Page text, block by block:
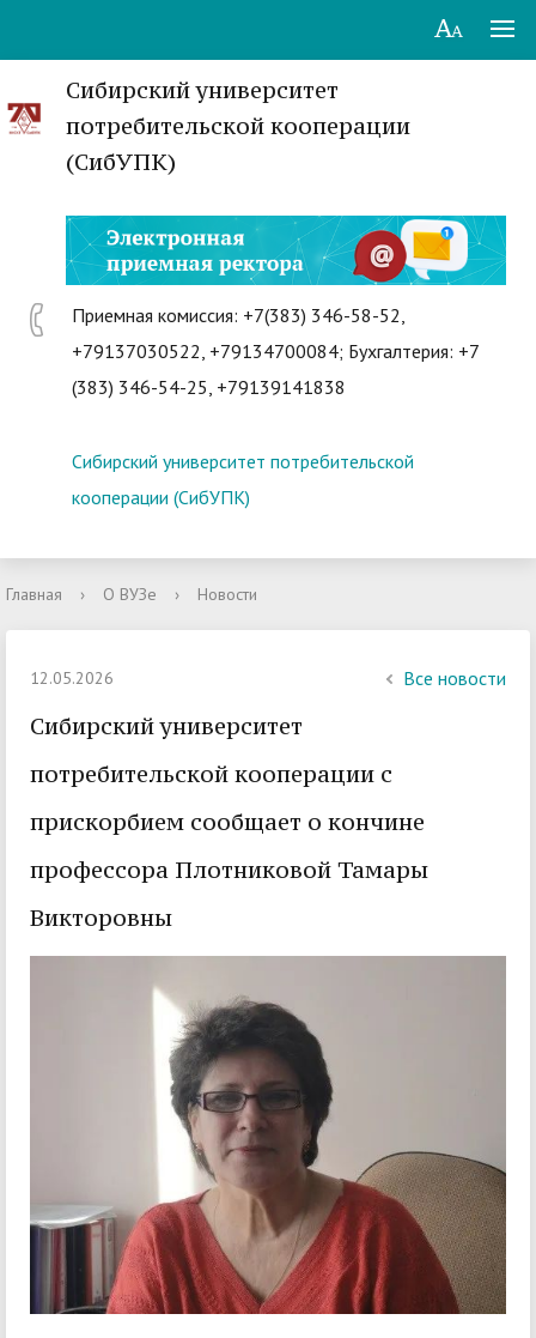
Сибирский университет
потребительской кооперации
(СибУПК)
Приемная комиссия: +7(383) 346-58-52,
+79137030522, +79134700084; Бухгалтерия: +7
(383) 346-54-25, +79139141838
Сибирский университет потребительской
кооперации (СибУПК)
Главная › О ВУЗе › Новости
12.05.2026 Все новости
Сибирский университет
потребительской кооперации с
прискорбием сообщает о кончине
профессора Плотниковой Тамары
Викторовны